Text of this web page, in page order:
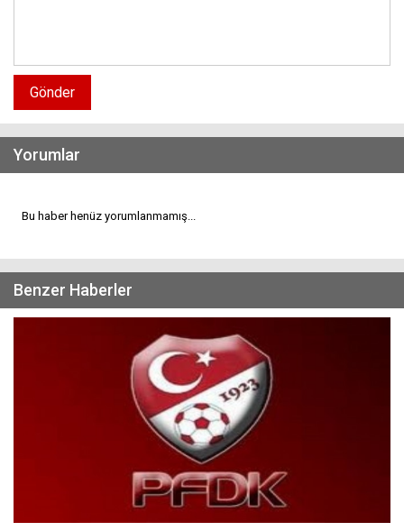
Gönder
Yorumlar
Bu haber henüz yorumlanmamış...
Benzer Haberler